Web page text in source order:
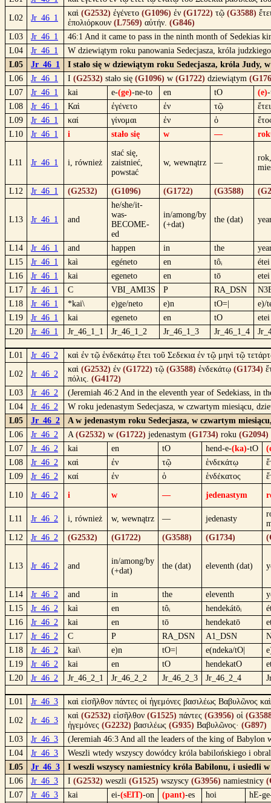
L02 Jr_46_1
καὶ (G2532) ἐγένετο (G1096) ἐν (G1722) τῷ (G3588)
ἐπολιόρκουν (L7569) αὐτήν. (G846)
L03
Jr_46_1
46:1 And it came to pass in the ninth month of Sedekias
L04
Jr_46_1
W dziewiątym roku panowania Sedecjasza, króla
L05
Jr_46_1
I stało się w dziewiątym roku Sedecjasza, króla Judy,
L06
Jr_46_1 I (G2532) stało się (G1096) w (G1722) dziewiątym
L07
Jr_46_1 kai e-(ge)-ne-to en tO (e)
L08
Jr_46_1 Καὶ ἐγένετο ἐν τῷ
ἔτει
L09
Jr_46_1 καί γίνομαι ἐν ὁ
L10
Jr_46_1 i stało się w —
L11 Jr_46_1 i, również
stać się,
zaistnieć,
powstać
w, wewnątrz —
L12 Jr_46_1 (G2532) (G1096) (G1722) (G3588)
L13 Jr_46_1 and
he/she/it-
was-
BECOME-
ed
in/among/by
(+dat)
the (dat)
L14 Jr_46_1 and happen in the
L15
Jr_46_1 kaì egéneto en tôᵢ
étei
L16
Jr_46_1 kai egeneto en tō
etei
L17
Jr_46_1 C VBI_AMI3S P RA_DSN
L18
Jr_46_1 *kai\ e)ge/neto e)n tO=|
e)/
L19
Jr_46_1 kai egeneto en tO
etei
L20
Jr_46_1 Jr_46_1_1 Jr_46_1_2 Jr_46_1_3 Jr_46_1_4
L01 Jr_46_2 καὶ ἐν τῷ ἑνδεκάτῳ ἔτει τοῦ Σεδεκια ἐν τῷ μηνὶ τῷ
L02 Jr_46_2
καὶ (G2532) ἐν (G1722) τῷ (G3588) ἑνδεκάτῳ (G1734)
πόλις. (G4172)
L03
Jr_46_2
(Jeremiah 46:2 And in the eleventh year of Sedekiass, in
L04
Jr_46_2
W roku jedenastym Sedecjasza, w czwartym miesiącu,
L05
Jr_46_2
A w jedenastym roku Sedecjasza, w czwartym
L06
Jr_46_2 A (G2532) w (G1722) jedenastym (G1734) roku (G2094)
L07
Jr_46_2 kai en tO hend-e-(ka)-tO
L08
Jr_46_2 καὶ ἐν τῷ ἑνδεκάτῳ
L09
Jr_46_2 καί ἐν ὁ ἑνδέκατος
L10 Jr_46_2 i w — jedenastym
L11 Jr_46_2 i, również w, wewnątrz — jedenasty
L12
Jr_46_2 (G2532) (G1722) (G3588) (G1734)
L13 Jr_46_2 and
in/among/by
(+dat)
the (dat) eleventh (dat)
L14 Jr_46_2 and in the eleventh
L15
Jr_46_2 kaì en tôᵢ hendekátōᵢ
L16
Jr_46_2 kai en tō hendekatō
L17
Jr_46_2 C P RA_DSN A1_DSN
L18
Jr_46_2 kai\ e)n tO=| e(ndeka/tO|
L19
Jr_46_2 kai en tO hendekatO
L20
Jr_46_2 Jr_46_2_1 Jr_46_2_2 Jr_46_2_3 Jr_46_2_4
L01 Jr_46_3 καὶ εἰσῆλθον πάντες οἱ ἡγεμόνες βασιλέως Βαβυλῶνος
L02 Jr_46_3
καὶ (G2532) εἰσῆλθον (G1525) πάντες (G3956) οἱ
ἡγεμόνες (G2232) βασιλέως (G935) Βαβυλῶνος· (G897)
L03
Jr_46_3
(Jeremiah 46:3 And all the leaders of the king of Babylon
L04
Jr_46_3
Weszli wtedy wszyscy dowódcy króla babilońskiego i
L05
Jr_46_3
I weszli wszyscy namiestnicy króla Babilonu, i usiedli
L06
Jr_46_3 I (G2532) weszli (G1525) wszyscy (G3956) namiestnicy
L07
Jr_46_3 kai ei-(sElT)-on (pant)-es hoi
hE-